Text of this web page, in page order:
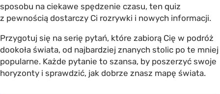
sposobu na ciekawe spędzenie czasu, ten quiz
z pewnością dostarczy Ci rozrywki i nowych informacji.
Przygotuj się na serię pytań, które zabiorą Cię w podróż
dookoła świata, od najbardziej znanych stolic po te mniej
popularne. Każde pytanie to szansa, by poszerzyć swoje
horyzonty i sprawdzić, jak dobrze znasz mapę świata.